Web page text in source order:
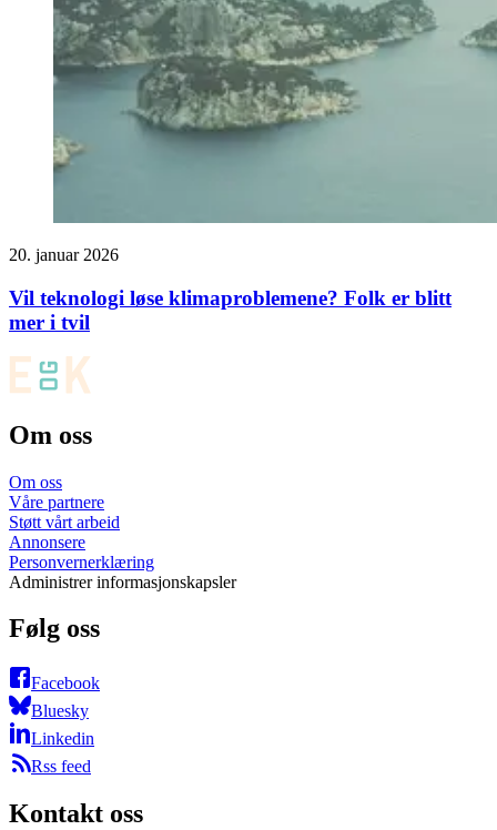
20. januar 2026
Vil teknologi løse klimaproblemene? Folk er blitt
mer i tvil
Om oss
Om oss
Våre partnere
Støtt vårt arbeid
Annonsere
Personvernerklæring
Administrer informasjonskapsler
Følg oss
Facebook
Bluesky
Linkedin
Rss feed
Kontakt oss